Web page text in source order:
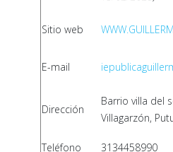
Sitio web
E-mail
Dirección
Barrio villa del
Villagarzón,
Teléfono 3134458990